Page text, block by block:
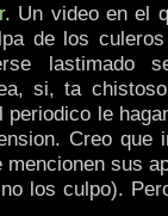
. Un video en el
de los
lastimado
si, ta
periodico le
Creo que
mencionen sus
los culpo).